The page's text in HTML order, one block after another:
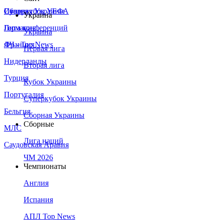
Сборная Украины
Италия
Германия
Франция
Нидерланды
Турция
Португалия
Бельгия
МЛС
Саудовская Аравия
Суперкубок УЕФА
Лига конференций
ЛЧ - Top News
Украина
Украина
Первая лига
Вторая лига
Кубок Украины
Суперкубок Украины
Сборная Украины
Сборные
Лига наций
ЧМ 2026
Чемпионаты
Англия
Испания
АПЛ Top News